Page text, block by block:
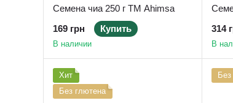
Семена чиа 250 г ТМ Ahimsa
169 грн
Купить
В наличии
314
В
Хит
Без глютена